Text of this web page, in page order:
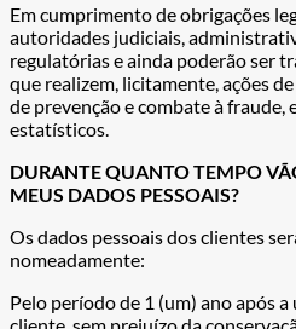
Em cumprimento de obrigações
autoridades judiciais,
regulatórias e ainda poderão ser
que realizem, licitamente, ações
de prevenção e combate à fraude,
estatísticos.
DURANTE QUANTO TEMPO
MEUS DADOS PESSOAIS?
Os dados pessoais dos clientes
nomeadamente:
Pelo período de 1 (um) ano após